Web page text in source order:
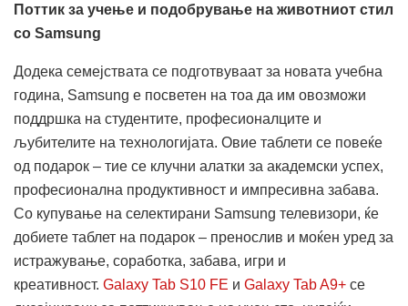
Поттик за учење и подобрување на животниот стил
со Samsung
Додека семејствата се подготвуваат за новата учебна
година, Samsung е посветен на тоа да им овозможи
поддршка на студентите, професионалците и
љубителите на технологијата. Овие таблети се повеќе
од подарок – тие се клучни алатки за академски успех,
професионална продуктивност и импресивна забава.
Со купување на селектирани Samsung телевизори, ќе
добиете таблет на подарок – пренослив и моќен уред за
истражување, соработка, забава, игри и
креативност. Galaxy Tab S10 FE и Galaxy Tab A9+ се